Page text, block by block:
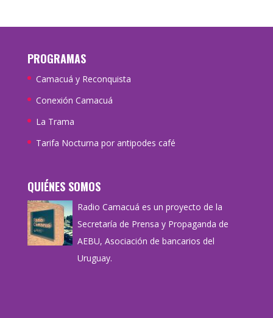
PROGRAMAS
Camacuá y Reconquista
Conexión Camacuá
La Trama
Tarifa Nocturna por antipodes café
QUIÉNES SOMOS
Radio Camacuá es un proyecto de la
Secretaría de Prensa y Propaganda de
AEBU, Asociación de bancarios del
Uruguay.